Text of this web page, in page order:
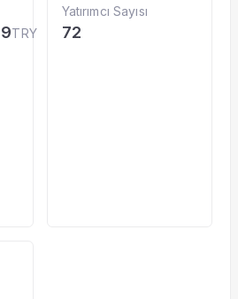
TRY
Yatırımcı Sayısı
72